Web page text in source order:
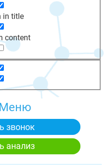
in title
content
Меню
звонок
анализ